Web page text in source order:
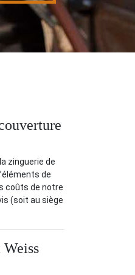
zinguerie de
de
coûts de notre
(soit au siège